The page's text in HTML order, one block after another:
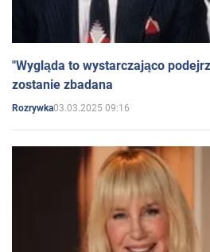
"Wygląda to wystarczająco
zostanie zbadana
Rozrywka03.03.2025 09:16